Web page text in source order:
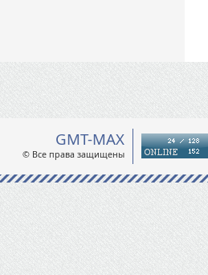
GMT-MAX
© Все права защищены